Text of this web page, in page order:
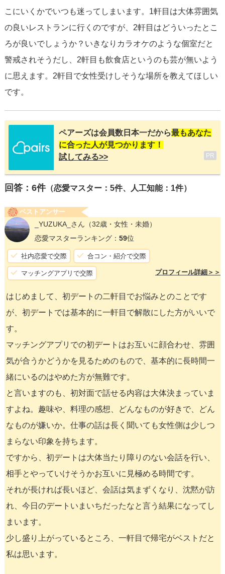
こにいくかでいつも迷ってしまいます。1軒目は大体雰囲気
の良いレストランに行くのですが、2軒目はどういったとこ
ろが良いでしょうか？いきなりカラオケのような個室だと
警戒されそうだし、2軒目も飲食店というのも芸が無いよう
に思えます。2軒目で女性受けしそうな場所を教えてほしい
です。
ペアーズは会員数日本一だから最もあなた
に合った人が見つかります！
試してみる>>
PR
回答： 6件（恋愛マスター：5件、人工知能：1件）
ベストアンサー
_YUZUKA_さん （32歳・女性・未婚）
恋愛マスターランキング： 59位
社内恋愛で交際 合コン・紹介で交際
マッチングアプリで交際 プロフィール詳細＞＞
はじめまして、初デートの二軒目でお悩みとのことです
が、初デートでは基本的に一軒目で解散にした方がいいで
す。
マッチングアプリでの初デートはお互いに顔合わせ、雰囲
気が合うかどうかを見るためのもので、基本的に長時間一
緒にいるのはやめた方が無難です。
と言いますのも、初対面で話せる内容は大体決まっていま
すよね。趣味や、料理の感想、どんなものが好きで、どん
なものが嫌いか。仕事の話は長く聞いても女性側は少しつ
まらない印象を持ちます。
ですから、初デートは大体当たり障りのない会話を行い、
相手とやっていけそうかお互いに見極める時間です。
それが長ければ長いほど、会話は気まずくなり、沈黙が訪
れ、今日のデートいまいちだったなと言う結果になってし
まいます。
少し盛り上がっているところ、一軒目で帰宅がベストだと
私は思います。